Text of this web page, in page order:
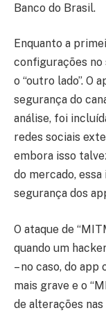
Banco do Brasil.
Enquanto a
configurações no
o “outro lado”. O
segurança do
análise, foi
redes sociais
embora isso
do mercado,
segurança dos
O ataque de
quando um
– no caso, do app
mais grave e o
de alterações